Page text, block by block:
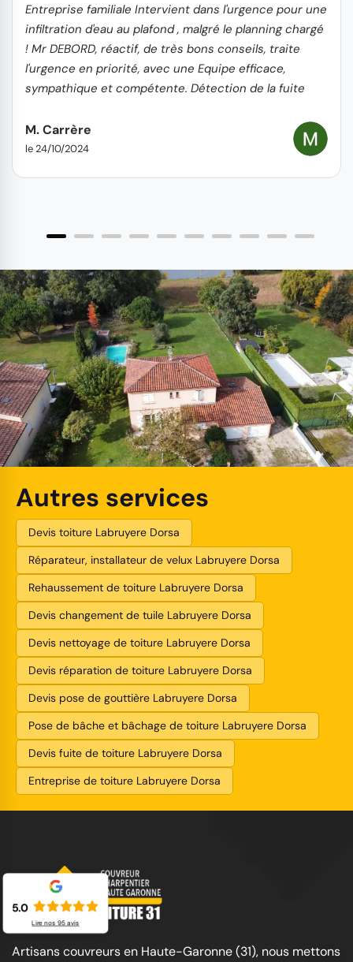
Entreprise familiale Intervient dans l'urgence pour une
infiltration d'eau au plafond , malgré le planning chargé
! Mr DEBORD, réactif, de très bons conseils, traite
l'urgence en priorité, avec une Equipe efficace,
sympathique et compétente. Détection de la fuite
nettoyage toiture, gouttières et remplacement tuiles
cassées Travail propre, soigné et professionnel. Je
M. Carrère
le 24/10/2024
Autres services
Devis toiture Labruyere Dorsa
Réparateur, installateur de velux Labruyere Dorsa
Rehaussement de toiture Labruyere Dorsa
Devis changement de tuile Labruyere Dorsa
Devis nettoyage de toiture Labruyere Dorsa
Devis réparation de toiture Labruyere Dorsa
Devis pose de gouttière Labruyere Dorsa
Pose de bâche et bâchage de toiture Labruyere Dorsa
Devis fuite de toiture Labruyere Dorsa
Entreprise de toiture Labruyere Dorsa
Artisans couvreurs en Haute-Garonne (31), nous mettons
5.0
Lire nos 95avis